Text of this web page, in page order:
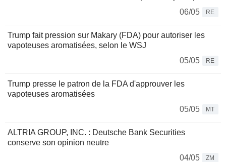
06/05
RE
Trump fait pression sur Makary (FDA) pour autoriser les
vapoteuses aromatisées, selon le WSJ
05/05
RE
Trump presse le patron de la FDA d'approuver les
vapoteuses aromatisées
05/05
MT
ALTRIA GROUP, INC. : Deutsche Bank Securities
conserve son opinion neutre
04/05
ZM